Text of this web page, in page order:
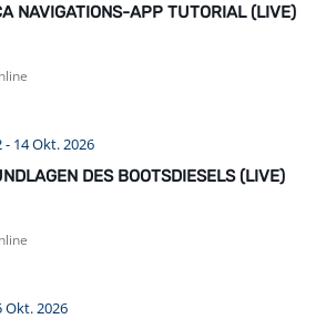
NAVIGATIONS-APP TUTORIAL (LIVE)
- 14 Okt. 2026
DES BOOTSDIESELS (LIVE)
Okt. 2026